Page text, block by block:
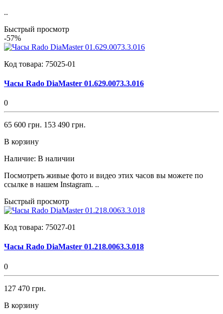
..
Быстрый просмотр
-57%
Код товара: 75025-01
Часы Rado DiaMaster 01.629.0073.3.016
0
65 600 грн. 153 490 грн.
В корзину
Наличие: В наличии
Посмотреть живые фото и видео этих часов вы можете по
ссылке в нашем Instagram. ..
Быстрый просмотр
Код товара: 75027-01
Часы Rado DiaMaster 01.218.0063.3.018
0
127 470 грн.
В корзину